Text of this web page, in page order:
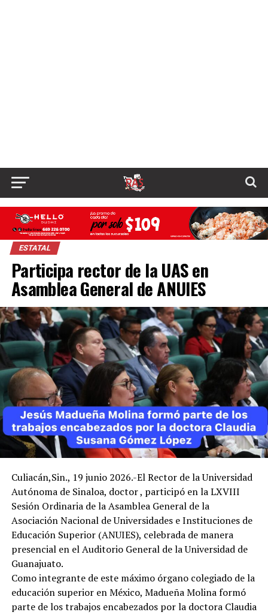
ESTATAL
Participa rector de la UAS en
Asamblea General de ANUIES
Culiacán,Sin., 19 junio 2026.-El Rector de la Universidad
Autónoma de Sinaloa, doctor , participó en la LXVIII
Sesión Ordinaria de la Asamblea General de la
Asociación Nacional de Universidades e Instituciones de
Educación Superior (ANUIES), celebrada de manera
presencial en el Auditorio General de la Universidad de
Guanajuato.
Como integrante de este máximo órgano colegiado de la
educación superior en México, Madueña Molina formó
parte de los trabajos encabezados por la doctora Claudia